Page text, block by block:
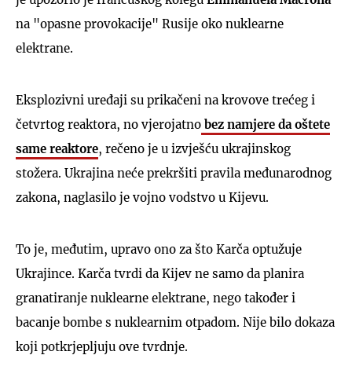
na "opasne provokacije" Rusije oko nuklearne
elektrane.
Eksplozivni uređaji su prikačeni na krovove trećeg i
četvrtog reaktora, no vjerojatno bez namjere da oštete
same reaktore, rečeno je u izvješću ukrajinskog
stožera. Ukrajina neće prekršiti pravila međunarodnog
zakona, naglasilo je vojno vodstvo u Kijevu.
To je, međutim, upravo ono za što Karča optužuje
Ukrajince. Karča tvrdi da Kijev ne samo da planira
granatiranje nuklearne elektrane, nego također i
bacanje bombe s nuklearnim otpadom. Nije bilo dokaza
koji potkrjepljuju ove tvrdnje.